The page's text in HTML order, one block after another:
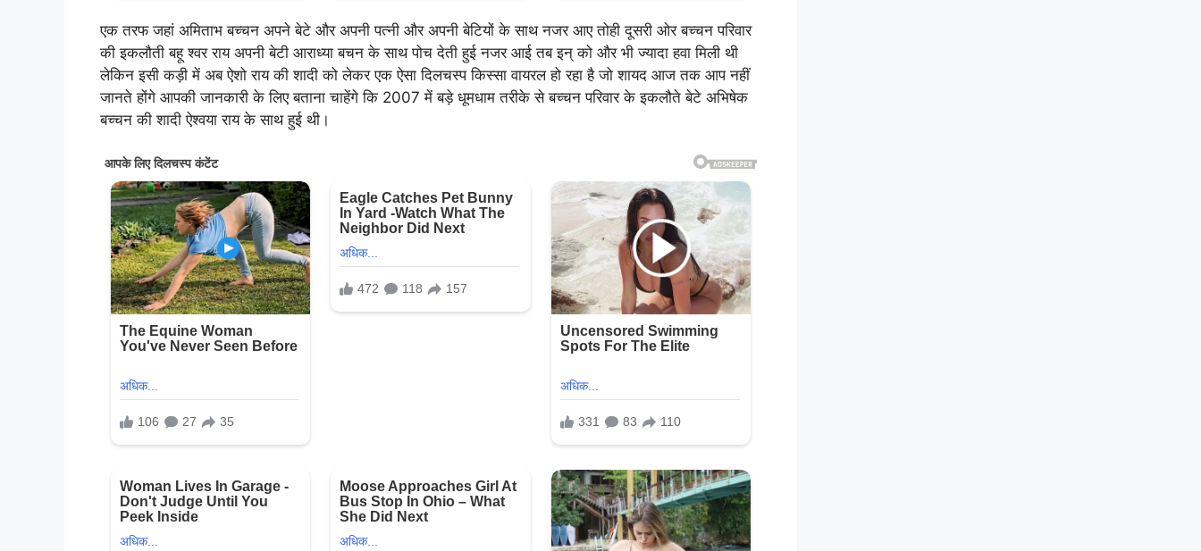
एक तरफ जहां अमिताभ बच्चन अपने बेटे और अपनी पत्नी और अपनी बेटियों के साथ नजर आए तोही दूसरी ओर बच्चन परिवार
की इकलौती बहू श्वर राय अपनी बेटी आराध्या बचन के साथ पोच देती हुई नजर आई तब इन् को और भी ज्यादा हवा मिली थी
लेकिन इसी कड़ी में अब ऐशो राय की शादी को लेकर एक ऐसा दिलचस्प किस्सा वायरल हो रहा है जो शायद आज तक आप नहीं
जानते होंगे आपकी जानकारी के लिए बताना चाहेंगे कि 2007 में बड़े धूमधाम तरीके से बच्चन परिवार के इकलौते बेटे अभिषेक
बच्चन की शादी ऐश्वया राय के साथ हुई थी।